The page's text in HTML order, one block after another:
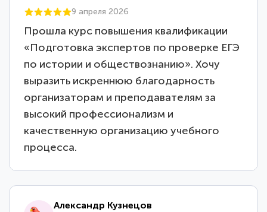
9 апреля 2026
Прошла курс повышения квалификации
«Подготовка экспертов по проверке ЕГЭ
по истории и обществознанию». Хочу
выразить искреннюю благодарность
организаторам и преподавателям за
высокий профессионализм и
качественную организацию учебного
процесса.
Александр Кузнецов